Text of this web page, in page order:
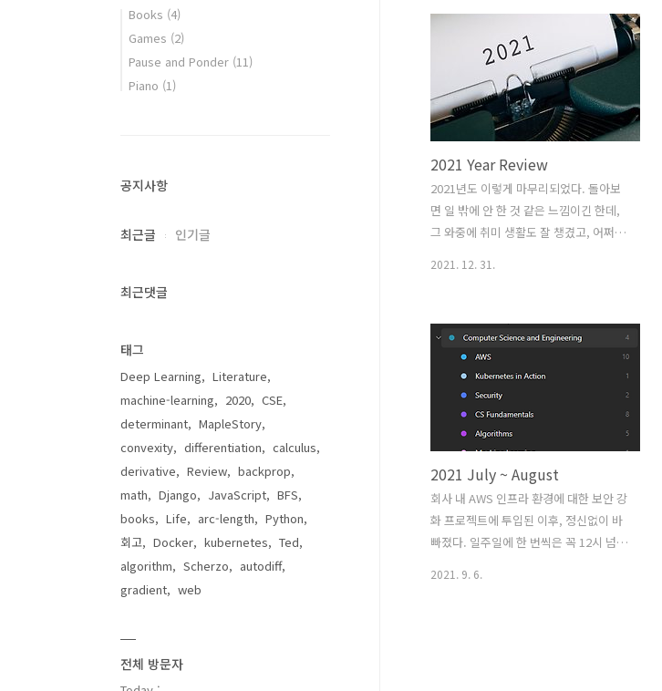
씩 작업을 넘겨주셨고, 여름방학에는 인
턴 학생까지 들어와서 7월에는 세 명이서,
8월에는 두 명이서 작업을 진행했다. 인턴
분께서 굉장히 똑똑하신 분인 것 같았고,
열심히 노력해 주셔서 그래도 어느 정도
돌아가는 결과물을 얻을 수 있었다. 나
도 인턴이었는데 인턴을 받아서 챙겨줘
야 했다는 부분이 재미있는 포인트이다.
방학이라서 퇴근하고 매일 같이 탁구치고
집에 늦게 돌아가 단어 공부를 하고, 출퇴
근할 때는 책을 읽는 삶의 반복이었던 것
2021 Year Review
2021년도 이렇게 마무리되었다. 돌아보
면 일 밖에 안 한 것 같은 느낌이긴 한데,
그 와중에 취미 생활도 잘 챙겼고, 어쩌다
낌이라 그렇다. 지난 월별 회고들을 돌아
보며 적당히 발췌하면 무엇을 했는지 정
리할 수 있을 것 같다. 회사 이야기 1월에
이슈가 터졌었다. 폭풍 같은 1월이어서
2020년 15월이라는 느낌이 강했다. 다행
히도 2021년 13월은 없을 것 같다. 이 정
도면 매우 평온한 상태인 것 같다. 2월부
터는 열심히 개발을 다시 했다. 다른 팀 일
이지만, 지원 용병을 뛰러 갔다. 그렇게 풀
스택 개발자로 놀림을 받았고, 힘들었지
만 그냥 견디기로 했다. 돌이켜 보면 ..
2021. 12. 31.
2021 July ~ August
회사 내 AWS 인프라 환경에 대한 보안 강
화 프로젝트에 투입된 이후, 정신없이 바
빠졌다. 일주일에 한 번씩은 꼭 12시 넘어
2021. 9. 6.
Books (4)
Games (2)
Pause and Ponder (11)
Piano (1)
공지사항
최근글 인기글
최근댓글
태그
Deep Learning
Literature
machine-learning
2020
CSE
determinant
MapleStory
convexity
differentiation
calculus
derivative
Review
backprop
math
Django JavaScript
BFS
books
Life arc-length
Python
회고
Docker kubernetes
Ted
algorithm
Scherzo
autodiff
gradient
web
전체 방문자